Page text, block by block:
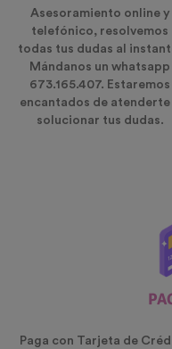
Asesoramiento online y
telefónico, resolvemos
todas tus dudas al
Mándanos un whatsapp
673.165.407. Estaremos
encantados de atenderte
solucionar tus dudas.
Paga con Tarjeta de